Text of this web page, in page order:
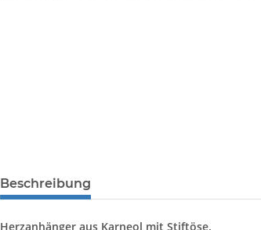
Beschreibung
Herzanhänger aus Karneol mit Stiftöse.